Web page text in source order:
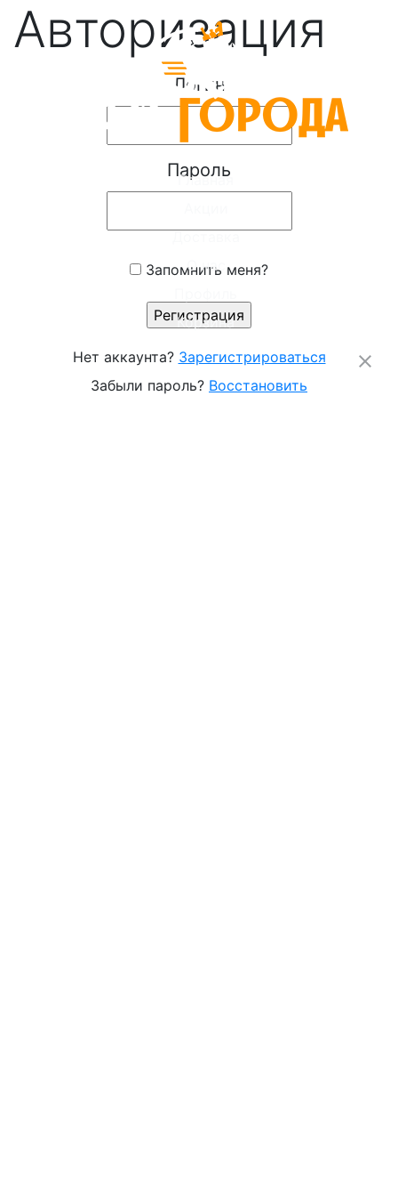
Главная
О нас
Корзина
close
Авторизация
Логин
Пароль
Запомнить меня?
Нет аккаунта? Зарегистрироваться
Забыли пароль? Восстановить